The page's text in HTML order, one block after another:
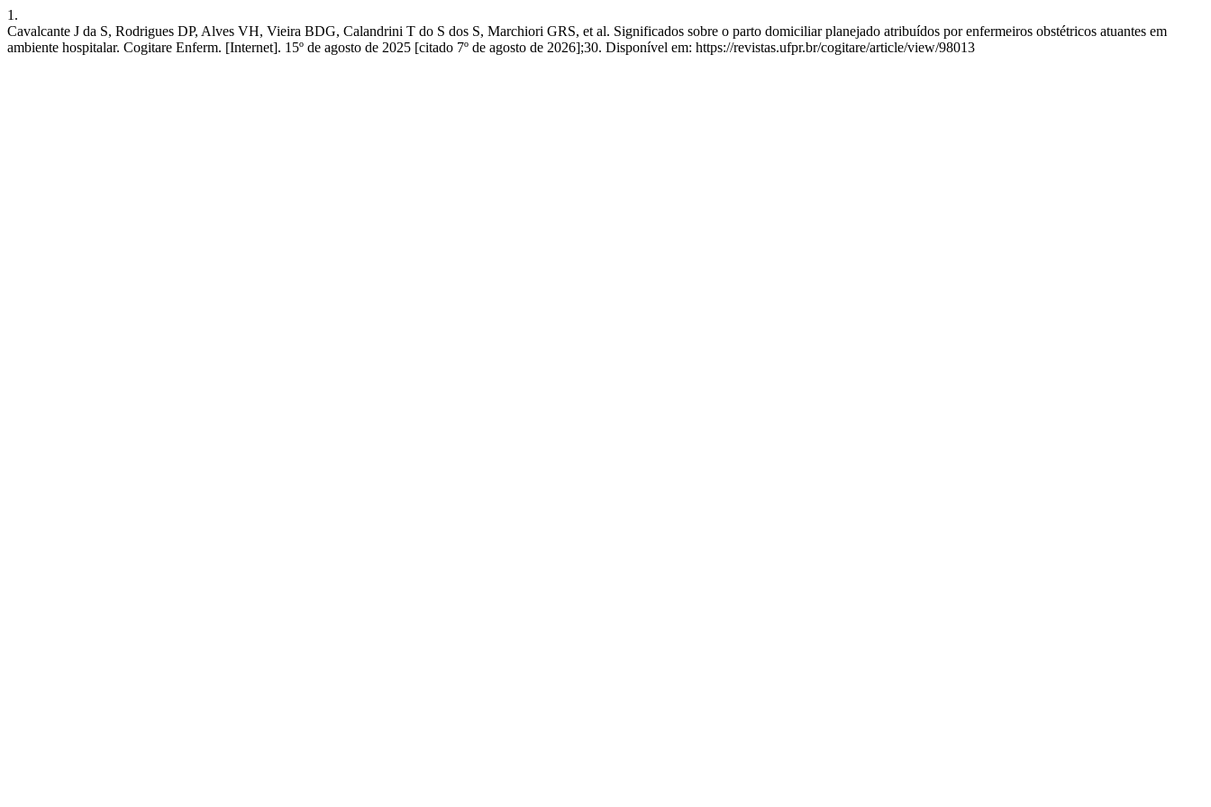
1.
Cavalcante J da S, Rodrigues DP, Alves VH, Vieira BDG, Calandrini T do S dos S, Marchiori GRS, et al. Significados sobre o parto domiciliar planejado atribuídos por enfermeiros obstétricos atuantes em
ambiente hospitalar. Cogitare Enferm. [Internet]. 15º de agosto de 2025 [citado 7º de agosto de 2026];30. Disponível em: https://revistas.ufpr.br/cogitare/article/view/98013